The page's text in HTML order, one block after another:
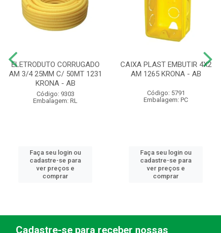
ELETRODUTO CORRUGADO
AM 3/4 25MM C/ 50MT 1231
KRONA - AB
Código: 9303
Embalagem: RL
Faça seu login ou
cadastre-se para
ver preços e
comprar
CAIXA PLAST EMBUTIR 4X2
AM 1265 KRONA - AB
Código: 5791
Embalagem: PC
Faça seu login ou
cadastre-se para
ver preços e
comprar
Cadastre-se para receber nossas